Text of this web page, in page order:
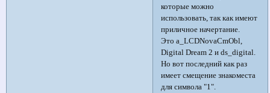
которые можно
использовать, так как имеют
приличное начертание.
Это a_LCDNovaCmObl,
Digital Dream 2 и ds_digital.
Но вот последний как раз
имеет смещение знакоместа
для символа "1".